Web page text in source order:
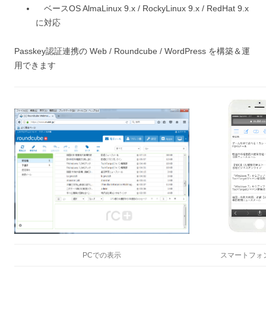
ベースOS AlmaLinux 9.x / RockyLinux 9.x / RedHat 9.x
に対応
Passkey認証連携の Web / Roundcube / WordPress を構築＆運
用できます
PCでの表示 スマートフォ